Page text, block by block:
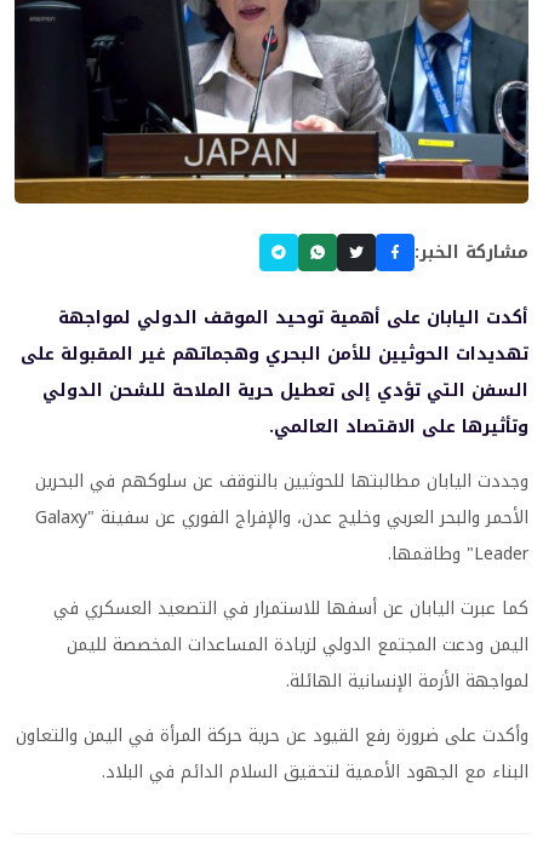
مشاركة الخبر:
أكدت اليابان على أهمية توحيد الموقف الدولي لمواجهة
تهديدات الحوثيين للأمن البحري وهجماتهم غير المقبولة على
السفن التي تؤدي إلى تعطيل حرية الملاحة للشحن الدولي
وتأثيرها على الاقتصاد العالمي.
وجددت اليابان مطالبتها للحوثيين بالتوقف عن سلوكهم في البحرين
الأحمر والبحر العربي وخليج عدن، والإفراج الفوري عن سفينة "Galaxy
Leader" وطاقمها.
كما عبرت اليابان عن أسفها للاستمرار في التصعيد العسكري في
اليمن ودعت المجتمع الدولي لزيادة المساعدات المخصصة لليمن
لمواجهة الأزمة الإنسانية الهائلة.
وأكدت على ضرورة رفع القيود عن حرية حركة المرأة في اليمن والتعاون
البناء مع الجهود الأممية لتحقيق السلام الدائم في البلاد.